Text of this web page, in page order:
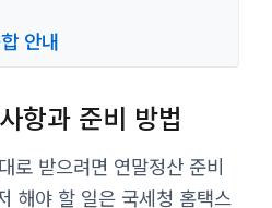
안내
항과 준비 방법
로 받으려면 연말정산 준비
해야 할 일은 국세청 홈택스